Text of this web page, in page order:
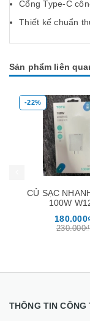
Cổng Type-C
Thiết kế chuẩn
Sản phẩm liên
-22%
CỦ SẠC
100W
230.000₫
THÔNG TIN CÔNG